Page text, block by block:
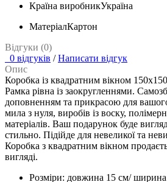
Країна виробникУкраїна
МатеріалКартон
Відгуки (0)
0 відгуків / Написати відгук
Опис
Коробка із квадратним вікном
Рамка рівна із заокругленнями.
доповненням та прикрасою для
мила з нуля, виробів із воску,
матеріалів. Ваш подарунок буде
стильно. Підійде для невеликої та
Коробка з квадратним вікном
вигляді.
Розміри: довжина 15 см/